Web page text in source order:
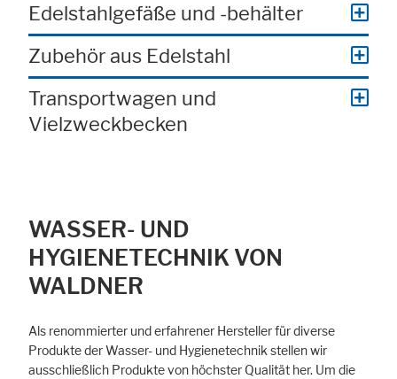
Edelstahlgefäße und -behälter
Zubehör aus Edelstahl
Transportwagen und
Vielzweckbecken
WASSER- UND
HYGIENETECHNIK VON
WALDNER
Als renommierter und erfahrener Hersteller für diverse
Produkte der Wasser- und Hygienetechnik stellen wir
ausschließlich Produkte von höchster Qualität her. Um die